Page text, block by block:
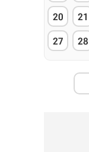
20 21
27 28